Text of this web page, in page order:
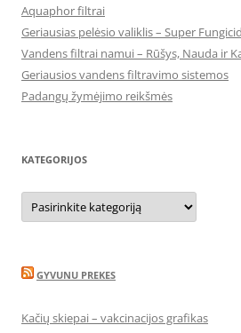
Aquaphor filtrai
Geriausias pelėsio valiklis – Super
Vandens filtrai namui – Rūšys, Nauda ir
Geriausios vandens filtravimo sistemos
Padangų žymėjimo reikšmės
KATEGORIJOS
Kategorijos
GYVUNU PREKES
Kačių skiepai – vakcinacijos grafikas